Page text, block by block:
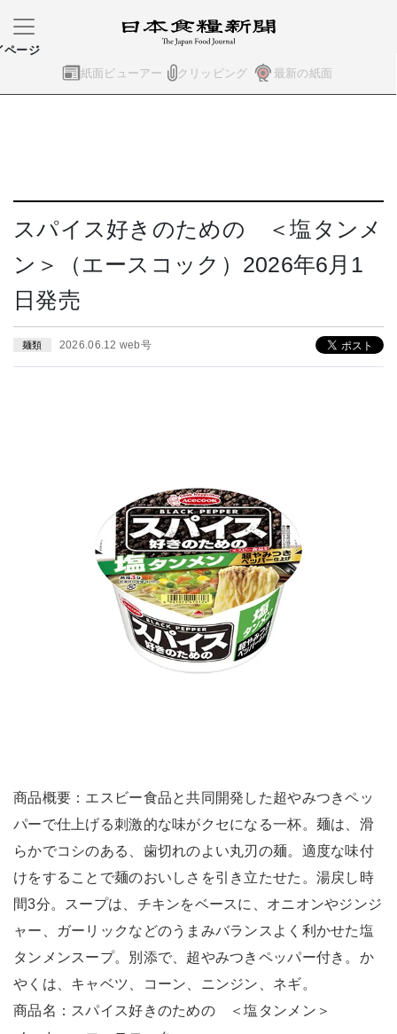
紙面ビューアー クリッピング 最新の紙面
ページ
スパイス好きのための ＜塩タンメ
ン＞（エースコック）2026年6月1
日発売
麺類 2026.06.12 web号
商品概要：エスビー食品と共同開発した超やみつきペッ
パーで仕上げる刺激的な味がクセになる一杯。麺は、滑
らかでコシのある、歯切れのよい丸刃の麺。適度な味付
けをすることで麺のおいしさを引き立たせた。湯戻し時
間3分。スープは、チキンをベースに、オニオンやジンジ
ャー、ガーリックなどのうまみバランスよく利かせた塩
タンメンスープ。別添で、超やみつきペッパー付き。か
やくは、キャベツ、コーン、ニンジン、ネギ。
商品名：スパイス好きのための ＜塩タンメン＞